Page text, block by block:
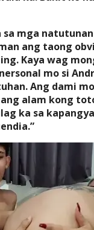
sa mga
ang taong
Kaya wag
mo si
Ang dami
alam kong
ka sa